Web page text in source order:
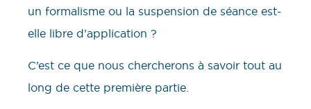
un formalisme ou la suspension de séance est-
elle libre d’application ?
C’est ce que nous chercherons à savoir tout au
long de cette première partie.